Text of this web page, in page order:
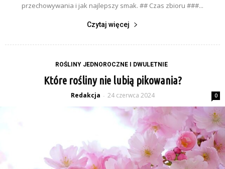
przechowywania i jak najlepszy smak. ## Czas zbioru ###...
Czytaj więcej
ROŚLINY JEDNOROCZNE I DWULETNIE
Które rośliny nie lubią pikowania?
Redakcja - 24 czerwca 2024 0